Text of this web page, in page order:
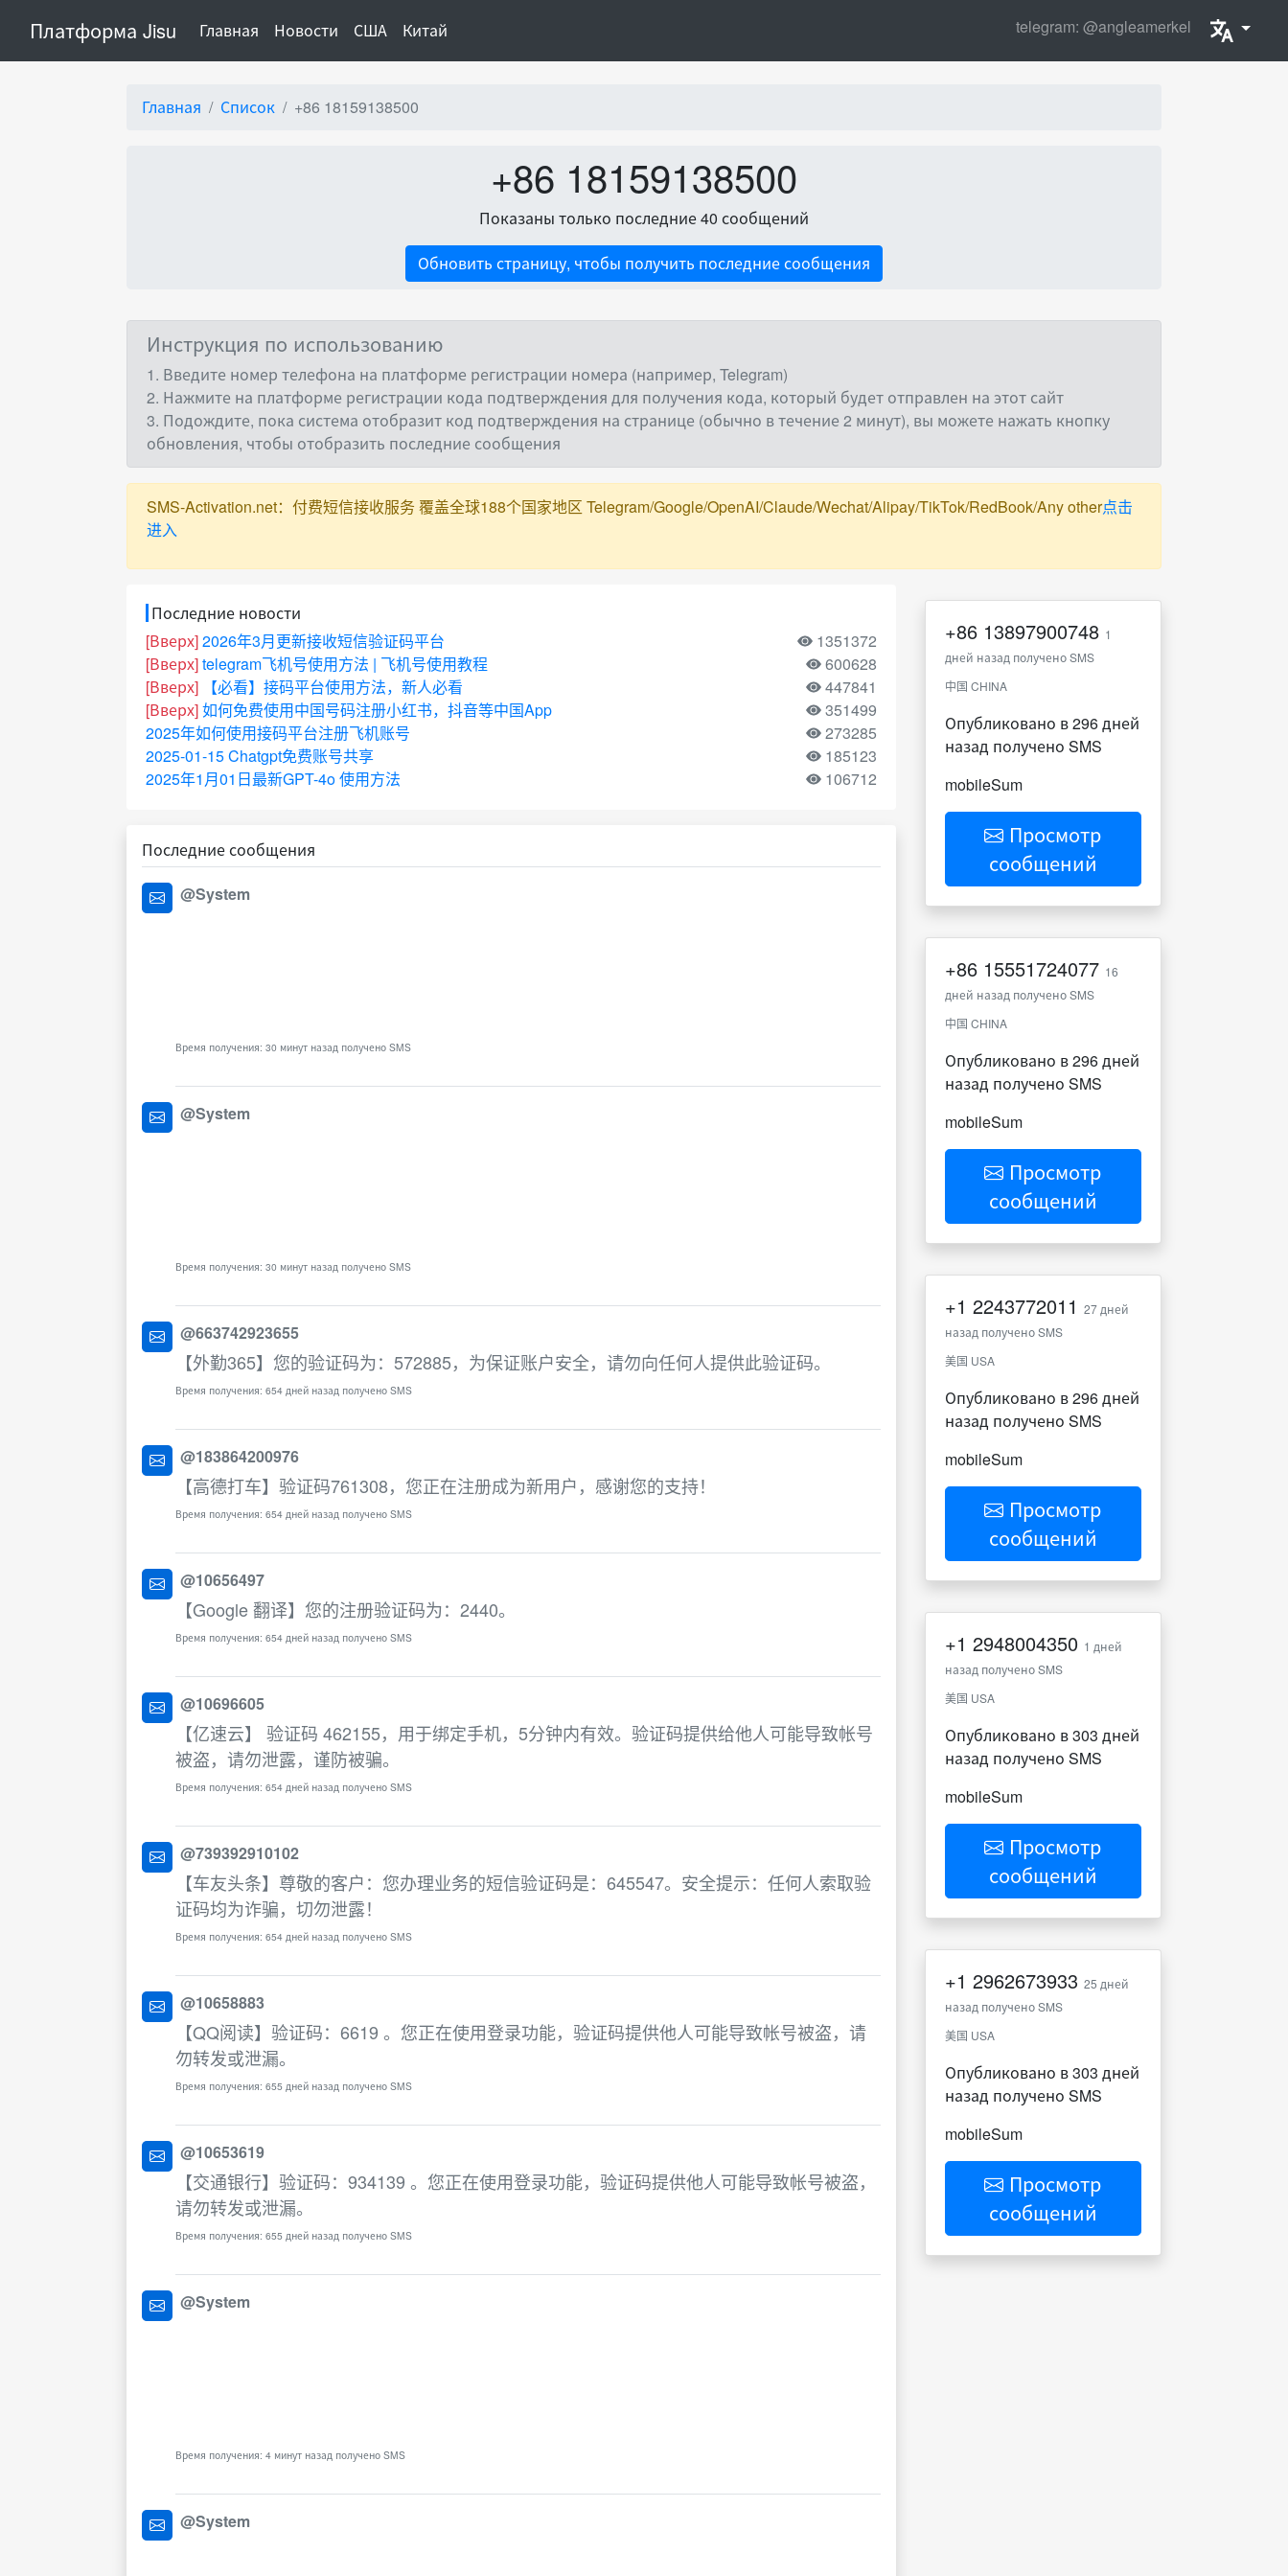
Платформа Jisu Главная (current)
Новости США Китай telegram: @angleamerkel
Главная Список +86 18159138500
+86 18159138500
Показаны только последние 40 сообщений
Обновить страницу, чтобы получить последние сообщения
Инструкция по использованию
1. Введите номер телефона на платформе регистрации номера (например, Telegram)
2. Нажмите на платформе регистрации кода подтверждения для получения кода, который будет отправлен на этот сайт
3. Подождите, пока система отобразит код подтверждения на странице (обычно в течение 2 минут), вы можете нажать кнопку
обновления, чтобы отобразить последние сообщения
SMS-Activation.net：付费短信接收服务 覆盖全球188个国家地区 Telegram/Google/OpenAI/Claude/Wechat/Alipay/TikTok/RedBook/Any other点击
进入
Последние новости
[Вверх]2026年3月更新接收短信验证码平台
1351372
[Вверх]telegram飞机号使用方法 | 飞机号使用教程
600628
[Вверх]
【必看】接码平台使用方法，新人必看
447841
[Вверх]如何免费使用中国号码注册小红书，抖音等中国App
351499
2025年如何使用接码平台注册飞机账号
273285
2025-01-15 Chatgpt免费账号共享
185123
2025年1月01日最新GPT-4o 使用方法
106712
Последние сообщения
@System
Время получения: 30 минут назад получено SMS
@System
Время получения: 30 минут назад получено SMS
@663742923655
【外勤365】您的验证码为：572885，为保证账户安全，请勿向任何人提供此验证码。
Время получения: 654 дней назад получено SMS
@183864200976
【高德打车】验证码761308，您正在注册成为新用户，感谢您的支持！
Время получения: 654 дней назад получено SMS
@10656497
【Google 翻译】您的注册验证码为：2440。
Время получения: 654 дней назад получено SMS
@10696605
【亿速云】 验证码 462155，用于绑定手机，5分钟内有效。验证码提供给他人可能导致帐号
被盗，请勿泄露，谨防被骗。
Время получения: 654 дней назад получено SMS
@739392910102
【车友头条】尊敬的客户：您办理业务的短信验证码是：645547。安全提示：任何人索取验
证码均为诈骗，切勿泄露！
Время получения: 654 дней назад получено SMS
@10658883
【QQ阅读】验证码：6619 。您正在使用登录功能，验证码提供他人可能导致帐号被盗，请
勿转发或泄漏。
Время получения: 655 дней назад получено SMS
@10653619
【交通银行】验证码：934139 。您正在使用登录功能，验证码提供他人可能导致帐号被盗，
请勿转发或泄漏。
Время получения: 655 дней назад получено SMS
@System
Время получения: 4 минут назад получено SMS
@System
+86 13897900748 1
дней назад получено SMS
中国 CHINA
Опубликовано в 296 дней
назад получено SMS
mobileSum
Просмотр
сообщений
+86 15551724077 16
дней назад получено SMS
中国 CHINA
Опубликовано в 296 дней
назад получено SMS
mobileSum
Просмотр
сообщений
+1 2243772011 27 дней
назад получено SMS
美国 USA
Опубликовано в 296 дней
назад получено SMS
mobileSum
Просмотр
сообщений
+1 2948004350 1 дней
назад получено SMS
美国 USA
Опубликовано в 303 дней
назад получено SMS
mobileSum
Просмотр
сообщений
+1 2962673933 25 дней
назад получено SMS
美国 USA
Опубликовано в 303 дней
назад получено SMS
mobileSum
Просмотр
сообщений